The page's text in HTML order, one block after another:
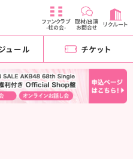
ファンクラブ
-柱の会-
取材/出演
お問合せ リクルート
ュール チケット